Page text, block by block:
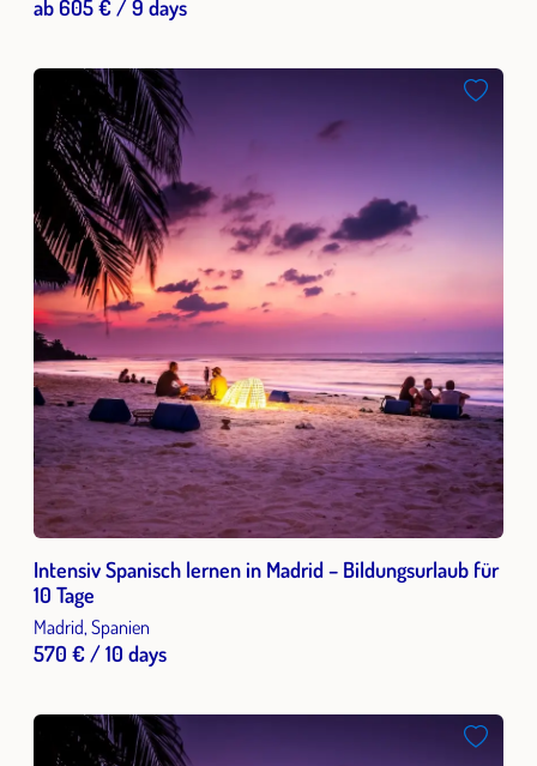
ab 605 € / 9 days
Intensiv Spanisch lernen in Madrid – Bildungsurlaub für
10 Tage
Madrid, Spanien
570 € / 10 days